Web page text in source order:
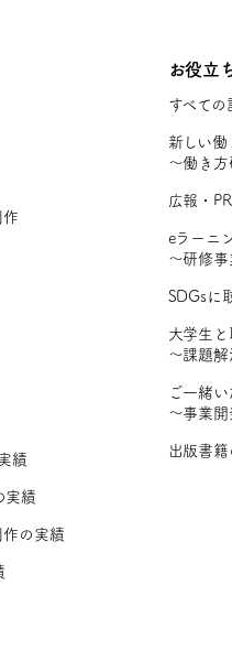
作
績
実績
作の実績
お役立
すべての
新しい
〜働き
広報・
eラーニ
〜研修
SDGsに
大学生
〜課題
ご一緒
〜事業
出版書